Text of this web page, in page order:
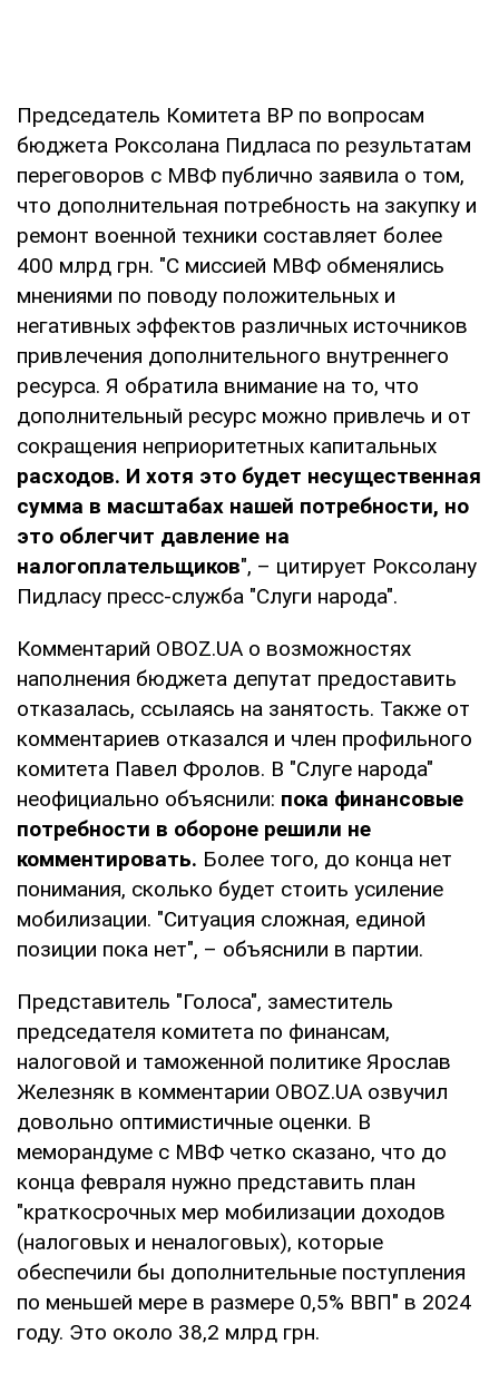
Председатель Комитета ВР по вопросам
бюджета Роксолана Пидласа по результатам
переговоров с МВФ публично заявила о том,
что дополнительная потребность на закупку и
ремонт военной техники составляет более
400 млрд грн. "С миссией МВФ обменялись
мнениями по поводу положительных и
негативных эффектов различных источников
привлечения дополнительного внутреннего
ресурса. Я обратила внимание на то, что
дополнительный ресурс можно привлечь и от
сокращения неприоритетных капитальных
расходов. И хотя это будет несущественная
сумма в масштабах нашей потребности, но
это облегчит давление на
налогоплательщиков", – цитирует Роксолану
Пидласу пресс-служба "Слуги народа".
Комментарий OBOZ.UA о возможностях
наполнения бюджета депутат предоставить
отказалась, ссылаясь на занятость. Также от
комментариев отказался и член профильного
комитета Павел Фролов. В "Слуге народа"
неофициально объяснили: пока финансовые
потребности в обороне решили не
комментировать. Более того, до конца нет
понимания, сколько будет стоить усиление
мобилизации. "Ситуация сложная, единой
позиции пока нет", – объяснили в партии.
Представитель "Голоса", заместитель
председателя комитета по финансам,
налоговой и таможенной политике Ярослав
Железняк в комментарии OBOZ.UA озвучил
довольно оптимистичные оценки. В
меморандуме с МВФ четко сказано, что до
конца февраля нужно представить план
"краткосрочных мер мобилизации доходов
(налоговых и неналоговых), которые
обеспечили бы дополнительные поступления
по меньшей мере в размере 0,5% ВВП" в 2024
году. Это около 38,2 млрд грн.